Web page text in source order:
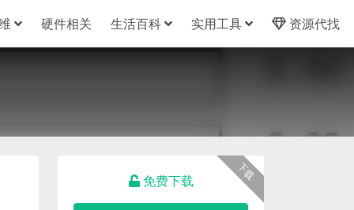
硬件相关 生活百科 实用工具 资源代找
下载
免费下载